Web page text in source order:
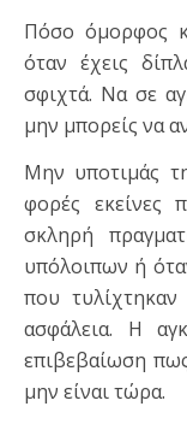
Πόσο όμορφος και καλύτερος φαίνεται ο κόσμος,
όταν έχεις
σφιχτά. Να σε
μην μπορείς να
Μην υποτιμάς
φορές εκείνες
σκληρή
υπόλοιπων ή
που
ασφάλεια. Η
επιβεβαίωση
μην είναι τώρα.